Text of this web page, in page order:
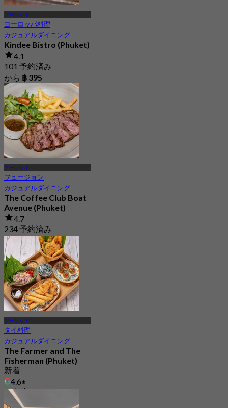
プーケット
ヨーロッパ料理
カジュアルダイニング
Kindee Bistro (Phuket)
4.1
101 予約済み
から ฿ 395
プーケット
フュージョン
カジュアルダイニング
The Coffee Club Boat
Avenue (Phuket)
4.7
234 予約済み
から฿ 422.5
プーケット
タイ料理
カジュアルダイニング
The Farmer and The
Fisherman (Phuket)
新着
4.6
から
฿ 645